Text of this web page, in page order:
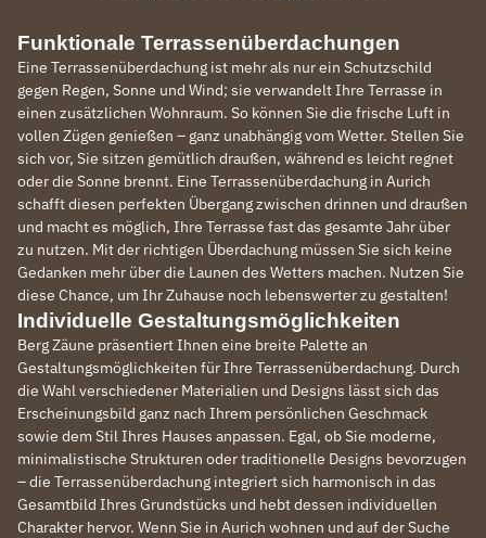
Funktionale Terrassenüberdachungen
Eine Terrassenüberdachung ist mehr als nur ein Schutzschild
gegen Regen, Sonne und Wind; sie verwandelt Ihre Terrasse in
einen zusätzlichen Wohnraum. So können Sie die frische Luft in
vollen Zügen genießen – ganz unabhängig vom Wetter. Stellen Sie
sich vor, Sie sitzen gemütlich draußen, während es leicht regnet
oder die Sonne brennt. Eine Terrassenüberdachung in Aurich
schafft diesen perfekten Übergang zwischen drinnen und draußen
und macht es möglich, Ihre Terrasse fast das gesamte Jahr über
zu nutzen. Mit der richtigen Überdachung müssen Sie sich keine
Gedanken mehr über die Launen des Wetters machen. Nutzen Sie
diese Chance, um Ihr Zuhause noch lebenswerter zu gestalten!
Individuelle Gestaltungsmöglichkeiten
Berg Zäune präsentiert Ihnen eine breite Palette an
Gestaltungsmöglichkeiten für Ihre Terrassenüberdachung. Durch
die Wahl verschiedener Materialien und Designs lässt sich das
Erscheinungsbild ganz nach Ihrem persönlichen Geschmack
sowie dem Stil Ihres Hauses anpassen. Egal, ob Sie moderne,
minimalistische Strukturen oder traditionelle Designs bevorzugen
– die Terrassenüberdachung integriert sich harmonisch in das
Gesamtbild Ihres Grundstücks und hebt dessen individuellen
Charakter hervor. Wenn Sie in Aurich wohnen und auf der Suche